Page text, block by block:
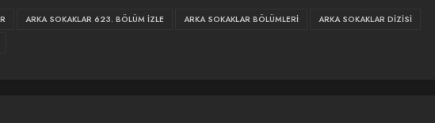
ARKA SOKAKLAR 623. BÖLÜM İZLE ARKA SOKAKLAR BÖLÜMLERI
ARKA SOKAKLAR DIZISI